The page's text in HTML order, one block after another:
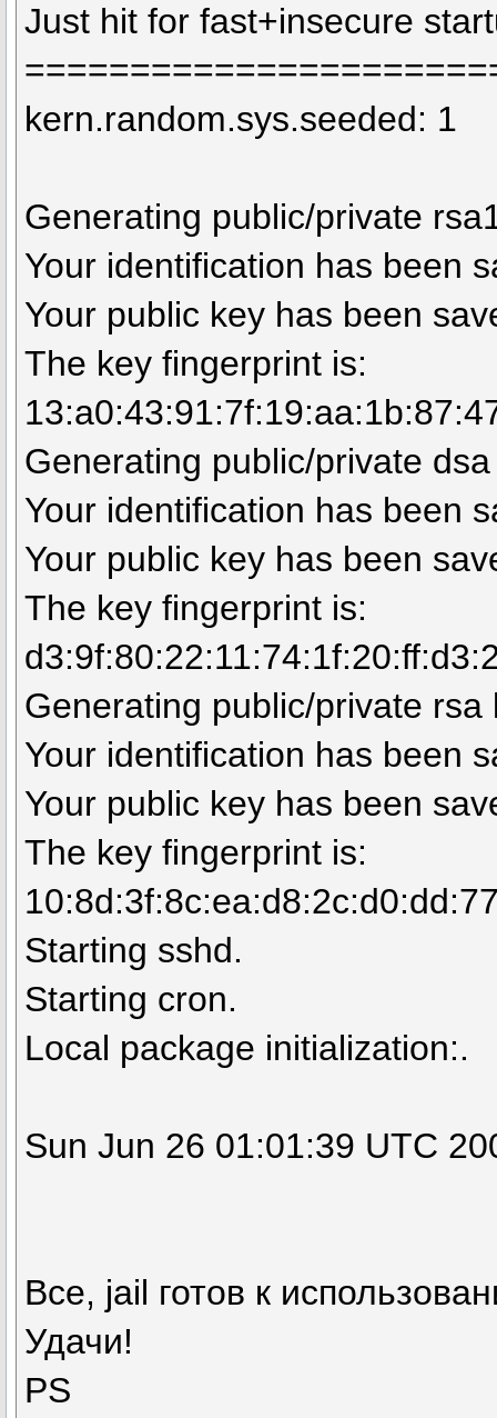
Just hit for fast+insecure
kern.random.sys.seeded: 1
Generating public/private
Your identification has been
Your public key has been
The key fingerprint is:
Generating public/private
Your identification has been
Your public key has been
The key fingerprint is:
Generating public/private rsa
Your identification has been
Your public key has been
The key fingerprint is:
Starting sshd.
Starting cron.
Local package initialization:.
Sun Jun 26 01:01:39 UTC
Все, jail готов к
Удачи!
PS